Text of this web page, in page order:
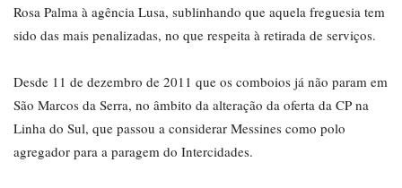
Rosa Palma à agência Lusa, sublinhando que aquela freguesia tem
sido das mais penalizadas, no que respeita à retirada de serviços.
Desde 11 de dezembro de 2011 que os comboios já não param em
São Marcos da Serra, no âmbito da alteração da oferta da CP na
Linha do Sul, que passou a considerar Messines como polo
agregador para a paragem do Intercidades.